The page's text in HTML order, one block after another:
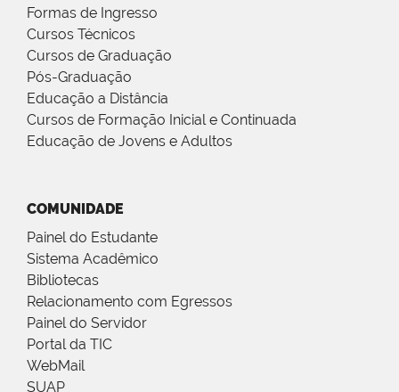
Formas de Ingresso
Cursos Técnicos
Cursos de Graduação
Pós-Graduação
Educação a Distância
Cursos de Formação Inicial e Continuada
Educação de Jovens e Adultos
COMUNIDADE
Painel do Estudante
Sistema Acadêmico
Bibliotecas
Relacionamento com Egressos
Painel do Servidor
Portal da TIC
WebMail
SUAP